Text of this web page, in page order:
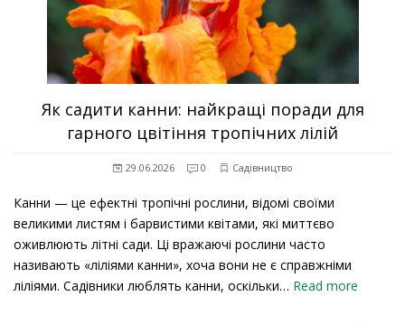
Як садити канни: найкращі поради для
гарного цвітіння тропічних лілій
29.06.2026 0 Садівництво
Канни — це ефектні тропічні рослини, відомі своїми
великими листям і барвистими квітами, які миттєво
оживлюють літні сади. Ці вражаючі рослини часто
називають «ліліями канни», хоча вони не є справжніми
ліліями. Садівники люблять канни, оскільки… Read more